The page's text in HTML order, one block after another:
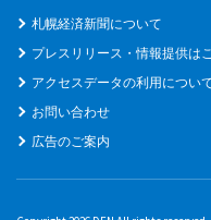
札幌経済新聞について
プレスリリース・情報提供は
アクセスデータの利用につい
お問い合わせ
広告のご案内